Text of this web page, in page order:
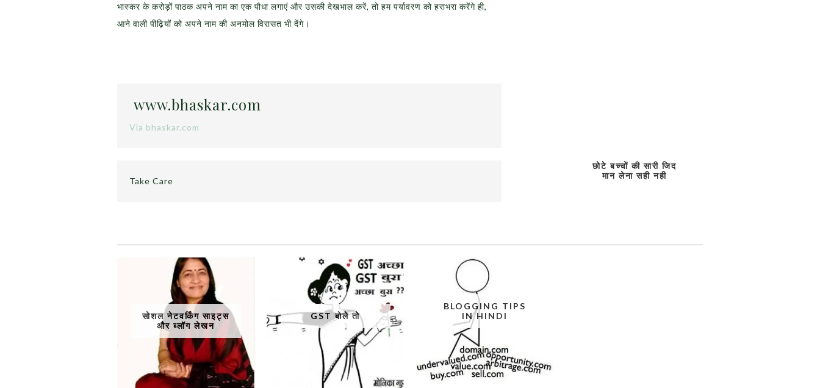
भास्कर के करोड़ों पाठक अपने नाम का एक पौधा लगाएं और उसकी देखभाल करें, तो हम पर्यावरण को हराभरा करेंगे ही,
आने वाली पीढ़ियों को अपने नाम की अनमोल विरासत भी देंगे।
www.bhaskar.com
Via bhaskar.com
Take Care
छोटे बच्चों की सारी जिद
मान लेना सही नही
BLOGGING TIPS
IN HINDI
GST बोले तो
सोशल नेटवर्किंग साइट्स
और ब्लॉग लेखन